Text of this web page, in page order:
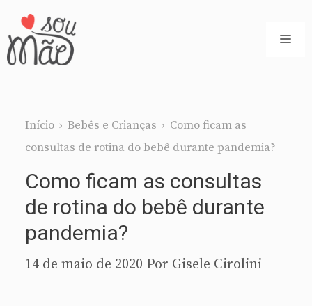
Pular
para
Início › Bebês e Crianças › Como ficam as
consultas de rotina do bebê durante pandemia?
Como ficam as consultas
de rotina do bebê durante
pandemia?
14 de maio de 2020 Por Gisele Cirolini